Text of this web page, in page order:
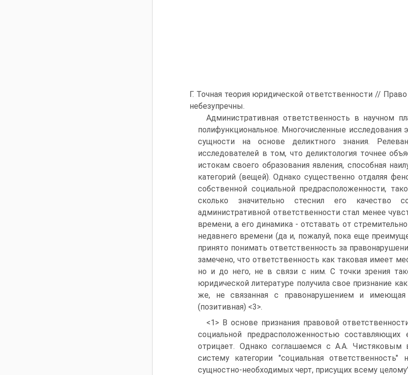
Г. Точная теория юридической ответственности //
небезупречны.
Административная ответственность в научном
полифункциональное. Многочисленные исследования
сущности на основе деликтного знания.
исследователей в том, что деликтология точнее
истокам своего образования явления, способная
категорий (вещей). Однако существенно отдаляя
собственной социальной предрасположенности,
сколько значительно стеснил его качество
административной ответственности стал менее
времени, а его динамика - отставать от
недавнего времени (да и, пожалуй, пока еще
принято понимать ответственность за
замечено, что ответственность как таковая имеет
но и до него, не в связи с ним. С точки зрения
юридической литературе получила свое признание
же, не связанная с правонарушением и
(позитивная) <3>.
<1> В основе признания правовой
социальной предрасположенностью
отрицает. Однако соглашаемся с А.А. Чистяковым
систему категории "социальная
сущностно-необходимых черт, присущих всему